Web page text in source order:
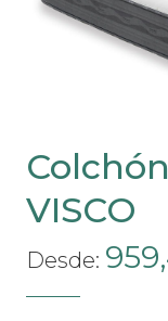
elegir
producto
VISCO
Desde: